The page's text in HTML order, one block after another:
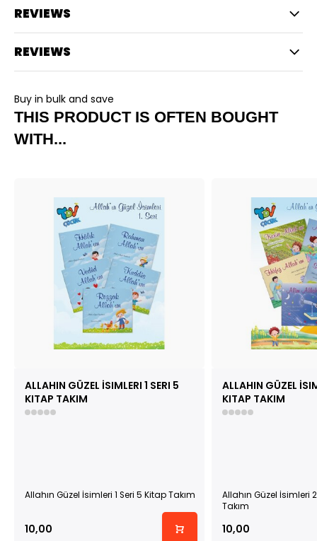
REVIEWS
REVIEWS
Buy in bulk and save
THIS PRODUCT IS OFTEN BOUGHT
WITH...
ALLAHIN GÜZEL İSIMLERI 1 SERI 5
KITAP TAKIM
Allahın Güzel İsimleri 1 Seri 5 Kitap Takım
10,00
ALLAHIN GÜZEL
KITAP TAKIM
Allahın Güzel İsimleri
Takım
10,00